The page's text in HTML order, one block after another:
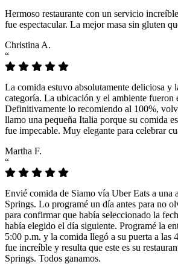
Hermoso restaurante con un servicio
fue espectacular. La mejor masa sin gluten
Christina A.
“
La comida estuvo absolutamente deliciosa y
categoría. La ubicación y el ambiente fueron
Definitivamente lo recomiendo al 100%,
llamo una pequeña Italia porque su comida
fue impecable. Muy elegante para celebrar
Martha F.
“
Envié comida de Siamo vía Uber Eats a una
Springs. Lo programé un día antes para no
para confirmar que había seleccionado la
había elegido el día siguiente. Programé la
5:00 p.m. y la comida llegó a su puerta a las
fue increíble y resulta que este es su
Springs. Todos ganamos.